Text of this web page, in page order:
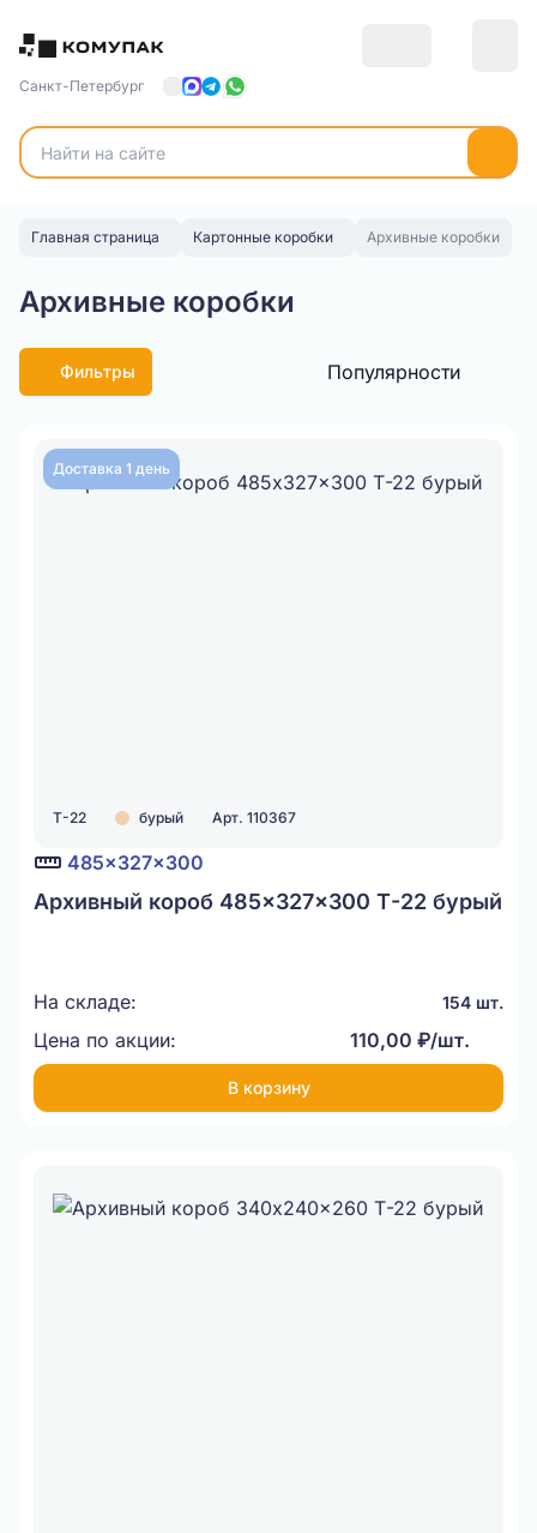
Санкт-Петербург
Главная страница Картонные коробки Архивные коробки
Архивные коробки
Фильтры Популярности
Доставка 1 день
Т-22 бурый Арт. 110367
485x327x300
Архивный короб 485x327x300 Т-22 бурый
На складе: 154 шт.
Цена по акции: 110,00 ₽/шт.
В корзину